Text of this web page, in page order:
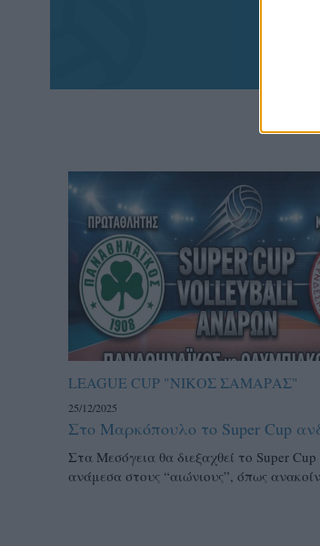
LEAGUE CUP "ΝΙΚΟΣ ΣΑΜΑΡΑΣ"
25/12/2025
Στο Μαρκόπουλο το Super Cup
Στα Μεσόγεια θα διεξαχθεί το Super
ανάμεσα στους “αιώνιους”, όπως